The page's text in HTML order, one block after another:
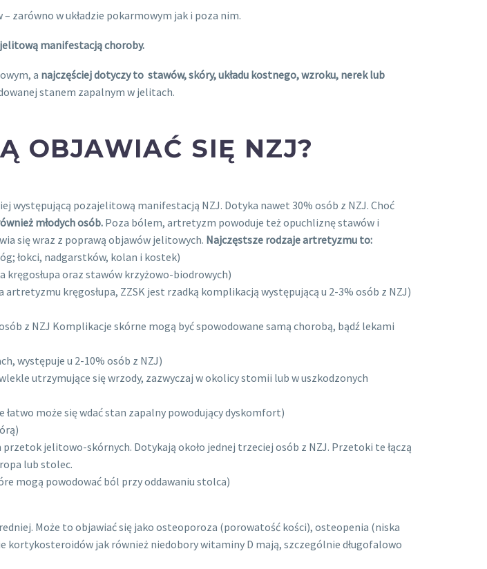
zarówno w układzie pokarmowym jak i poza nim.
manifestacją choroby.
a najczęściej dotyczy to stawów, skóry, układu kostnego, wzroku, nerek lub
stanem zapalnym w jelitach.
OBJAWIAĆ SIĘ NZJ?
występującą pozajelitową manifestacją NZJ. Dotyka nawet 30% osób z NZJ. Choć
młodych osób. Poza bólem, artretyzm powoduje też opuchliznę stawów i
się wraz z poprawą objawów jelitowych. Najczęstsze rodzaje artretyzmu to:
łokci, nadgarstków, kolan i kostek)
kręgosłupa oraz stawów krzyżowo-biodrowych)
kręgosłupa, ZZSK jest rzadką komplikacją występującą u 2-3% osób z NZJ)
z NZJ Komplikacje skórne mogą być spowodowane samą chorobą, bądź lekami
występuje u 2-10% osób z NZJ)
utrzymujące się wrzody, zazwyczaj w okolicy stomii lub w uszkodzonych
łatwo może się wdać stan zapalny powodujący dyskomfort)
jelitowo-skórnych. Dotykają około jednej trzeciej osób z NZJ. Przetoki te łączą
lub stolec.
mogą powodować ból przy oddawaniu stolca)
Może to objawiać się jako osteoporoza (porowatość kości), osteopenia (niska
kortykosteroidów jak również niedobory witaminy D mają, szczególnie długofalowo